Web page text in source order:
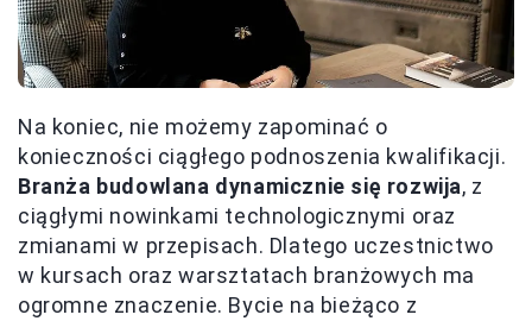
Na koniec, nie możemy zapominać o
konieczności ciągłego podnoszenia kwalifikacji.
Branża budowlana dynamicznie się rozwija, z
ciągłymi nowinkami technologicznymi oraz
zmianami w przepisach. Dlatego uczestnictwo
w kursach oraz warsztatach branżowych ma
ogromne znaczenie. Bycie na bieżąco z